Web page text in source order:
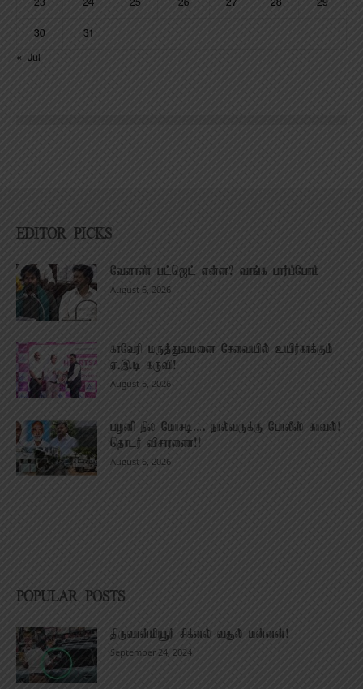
30
31
« Jul
EDITOR PICKS
வேளாண் பட்ஜெட் என்ன? வாங்க பார்ப்போம்
August 6, 2026
காவேரி மருத்துவமனை சேவையில் உயிர்காக்கும்
ஏ.இ.டி கருவி!
August 6, 2026
பழனி நில மோசடி…. நால்வருக்கு போலீஸ் காவல்!
தொடர் விசாரணை!!
August 6, 2026
POPULAR POSTS
திருவான்மியூர் சிக்னல் வசூல் மன்னன்!
September 24, 2024